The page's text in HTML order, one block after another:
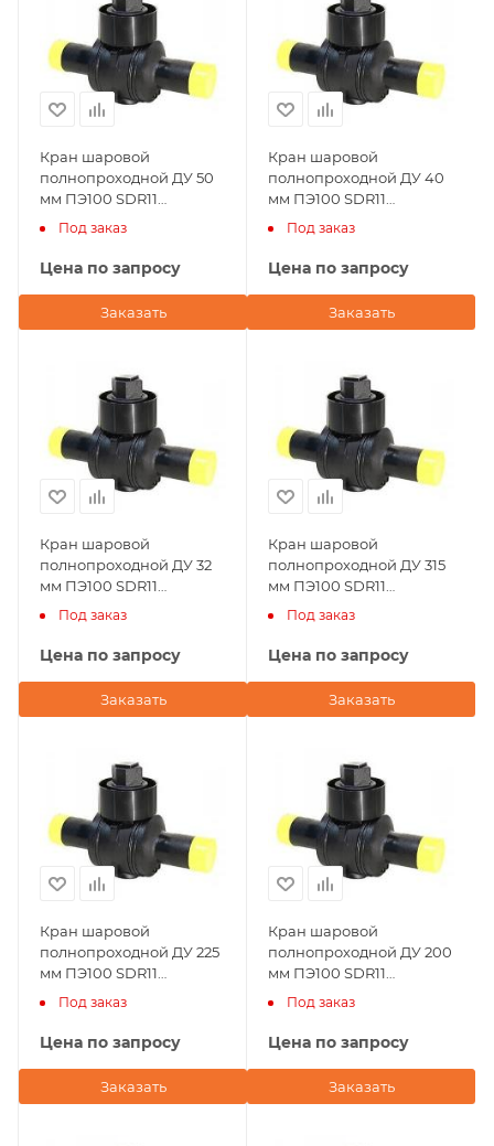
Кран шаровой
полнопроходной ДУ 50
мм ПЭ100 SDR11
Andronaco (Франция)
Под заказ
Цена по запросу
Заказать
Кран шаровой
полнопроходной ДУ 40
мм ПЭ100 SDR11
Andronaco (Франция)
Под заказ
Цена по запросу
Заказать
Кран шаровой
полнопроходной ДУ 32
мм ПЭ100 SDR11
Andronaco (Франция)
Под заказ
Цена по запросу
Заказать
Кран шаровой
полнопроходной ДУ 315
мм ПЭ100 SDR11
Andronaco (Франция)
Под заказ
Цена по запросу
Заказать
Кран шаровой
полнопроходной ДУ 225
мм ПЭ100 SDR11
Andronaco (Франция)
Под заказ
Цена по запросу
Заказать
Кран шаровой
полнопроходной ДУ 200
мм ПЭ100 SDR11
Andronaco (Франция)
Под заказ
Цена по запросу
Заказать